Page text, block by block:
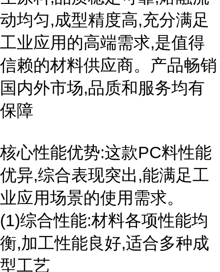
动均匀,成型精度高,充分满足
工业应用的高端需求,是值得
信赖的材料供应商。产品畅销
国内外市场,品质和服务均有
保障
核心性能优势:这款PC料性能
优异,综合表现突出,能满足工
业应用场景的使用需求。
(1)综合性能:材料各项性能均
衡,加工性能良好,适合多种成
型工艺